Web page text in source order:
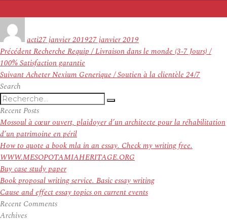
actile
27 janvier 201927 janvier 2019
Navigation
de
l’article
PrécédentArticle
précédent :
Recherche Requip / Livraison dans le monde (3-7 Jours) /
100% Satisfaction garantie
SuivantArticle
Acheter Nexium Generique / Soutien à la clientèle 24/7
Search
Recherche
pour
:
Recherche
Recent Posts
Mossoul à cœur ouvert, plaidoyer d’un architecte pour la réhabilitation
d’un patrimoine en péril
How to quote a book mla in an essay. Check my writing free.
WWW.MESOPOTAMIAHERITAGE.ORG
Buy case study paper
Book proposal writing service. Basic essay writing
Cause and effect essay topics on current events
Recent Comments
Archives